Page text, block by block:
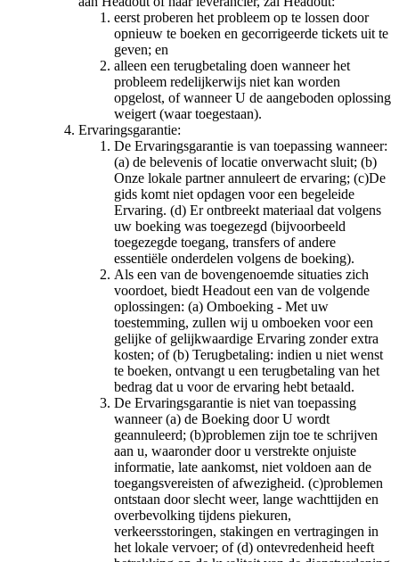
eerst proberen het probleem op te lossen door
opnieuw te boeken en gecorrigeerde tickets uit te
geven; en
alleen een terugbetaling doen wanneer het
probleem redelijkerwijs niet kan worden
opgelost, of wanneer U de aangeboden oplossing
weigert (waar toegestaan).
Ervaringsgarantie:
De Ervaringsgarantie is van toepassing wanneer:
(a) de belevenis of locatie onverwacht sluit; (b)
Onze lokale partner annuleert de ervaring; (c)De
gids komt niet opdagen voor een begeleide
Ervaring. (d) Er ontbreekt materiaal dat volgens
uw boeking was toegezegd (bijvoorbeeld
toegezegde toegang, transfers of andere
essentiële onderdelen volgens de boeking).
Als een van de bovengenoemde situaties zich
voordoet, biedt Headout een van de volgende
oplossingen: (a) Omboeking - Met uw
toestemming, zullen wij u omboeken voor een
gelijke of gelijkwaardige Ervaring zonder extra
kosten; of (b) Terugbetaling: indien u niet wenst
te boeken, ontvangt u een terugbetaling van het
bedrag dat u voor de ervaring hebt betaald.
De Ervaringsgarantie is niet van toepassing
wanneer (a) de Boeking door U wordt
geannuleerd; (b)problemen zijn toe te schrijven
aan u, waaronder door u verstrekte onjuiste
informatie, late aankomst, niet voldoen aan de
toegangsvereisten of afwezigheid. (c)problemen
ontstaan door slecht weer, lange wachttijden en
overbevolking tijdens piekuren,
verkeersstoringen, stakingen en vertragingen in
het lokale vervoer; of (d) ontevredenheid heeft